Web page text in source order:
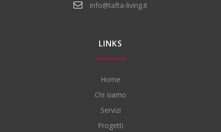
info@tafta-living.it
LINKS
Home
Chi siamo
Servizi
Progetti